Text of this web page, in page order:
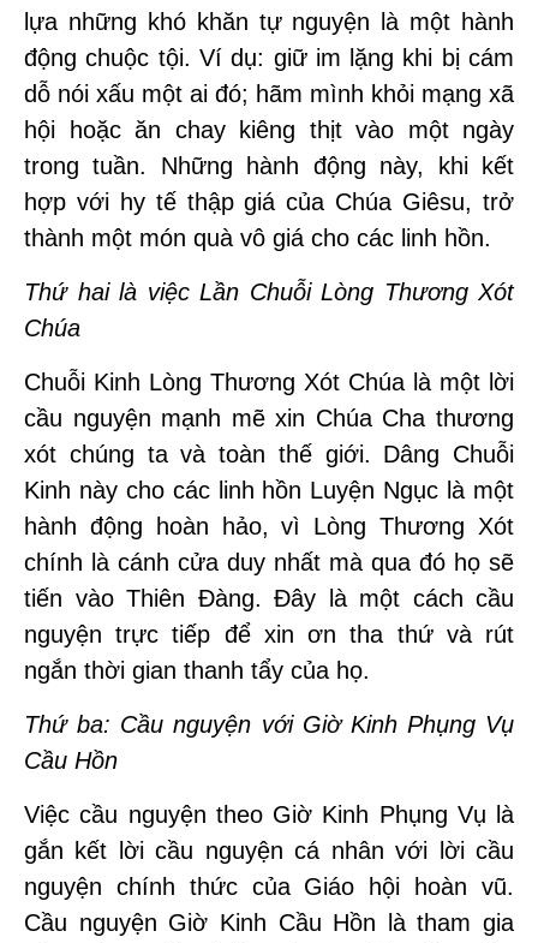
lựa những khó khăn tự nguyện là một hành
động chuộc tội. Ví dụ: giữ im lặng khi bị cám
dỗ nói xấu một ai đó; hãm mình khỏi mạng xã
hội hoặc ăn chay kiêng thịt vào một ngày
trong tuần. Những hành động này, khi kết
hợp với hy tế thập giá của Chúa Giêsu, trở
thành một món quà vô giá cho các linh hồn.
Thứ hai là việc Lần Chuỗi Lòng Thương Xót
Chúa
Chuỗi Kinh Lòng Thương Xót Chúa là một lời
cầu nguyện mạnh mẽ xin Chúa Cha thương
xót chúng ta và toàn thế giới. Dâng Chuỗi
Kinh này cho các linh hồn Luyện Ngục là một
hành động hoàn hảo, vì Lòng Thương Xót
chính là cánh cửa duy nhất mà qua đó họ sẽ
tiến vào Thiên Đàng. Đây là một cách cầu
nguyện trực tiếp để xin ơn tha thứ và rút
ngắn thời gian thanh tẩy của họ.
Thứ ba: Cầu nguyện với Giờ Kinh Phụng Vụ
Cầu Hồn
Việc cầu nguyện theo Giờ Kinh Phụng Vụ là
gắn kết lời cầu nguyện cá nhân với lời cầu
nguyện chính thức của Giáo hội hoàn vũ.
Cầu nguyện Giờ Kinh Cầu Hồn là tham gia